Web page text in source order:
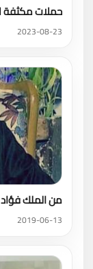
حملات مكثفة لإزالة
2023-08-23
من الملك
2019-06-13